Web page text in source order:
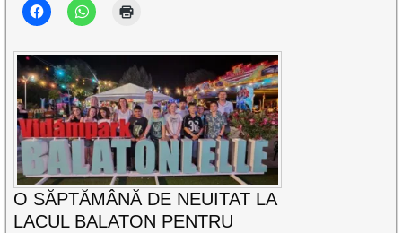
O SĂPTĂMÂNĂ DE NEUITAT LA
LACUL BALATON PENTRU